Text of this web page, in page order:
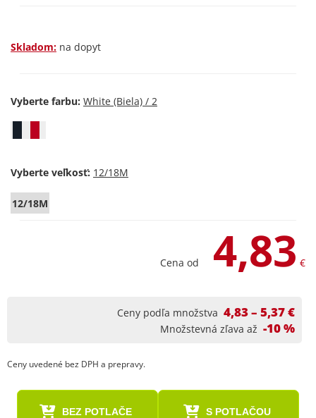
Skladom: na dopyt
Vyberte farbu:
Vyberte veľkosť:
12/18M
Cena od 4,83 €
Ceny podľa množstva 4,83 – 5,37 €
Množstevná zľava až -10 %
Ceny uvedené bez DPH a prepravy.
BEZ POTLAČE S POTLAČOU